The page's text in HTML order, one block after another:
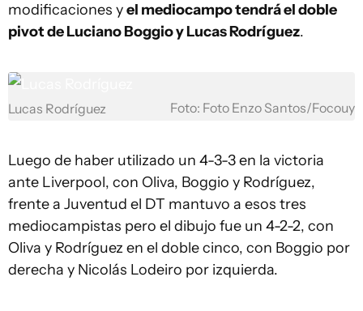
modificaciones yel mediocampo tendrá el doble
pivot de Luciano Boggio y Lucas Rodríguez.
Lucas Rodríguez Foto: Foto Enzo Santos/Focouy
Luego de haber utilizado un 4-3-3 en la victoria
ante Liverpool, con Oliva, Boggio y Rodríguez,
frente a Juventud el DT mantuvo a esos tres
mediocampistas pero el dibujo fue un 4-2-2, con
Oliva y Rodríguez en el doble cinco, con Boggio por
derecha y Nicolás Lodeiro por izquierda.